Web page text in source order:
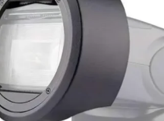
Adaptateurs &
Convertisseurs
Câbles Audio
Câbles Data & Réseau
Câbles Video
/